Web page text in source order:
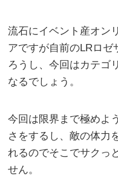
流石にイベント産オン
アですが自前のLRロ
ろうし、今回はカテゴ
なるでしょう。
今回は限界まで極めよ
さをするし、敵の体力
れるのでそこでサクっ
せん。